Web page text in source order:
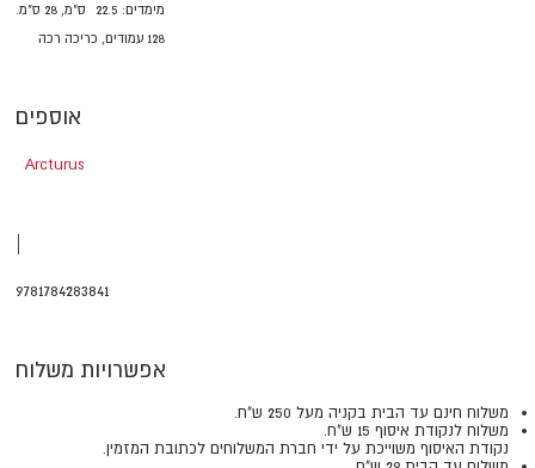
מימדים: 22.5
ס"מ, 28 ס"מ.
128 עמודים, כריכה רכה
אוספים
Arcturus
|
9781784283841
אפשרויות משלוח
משלוח חינם עד הבית בקניה מעל 250 ש"ח.
משלוח לנקודת איסוף 15 ש"ח.
נקודת האיסוף משוייכת על ידי חברת המשלוחים לכתובת המזמין.